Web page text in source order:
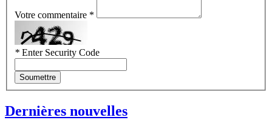
Votre commentaire *
* Enter Security Code
Soumettre
Dernières nouvelles